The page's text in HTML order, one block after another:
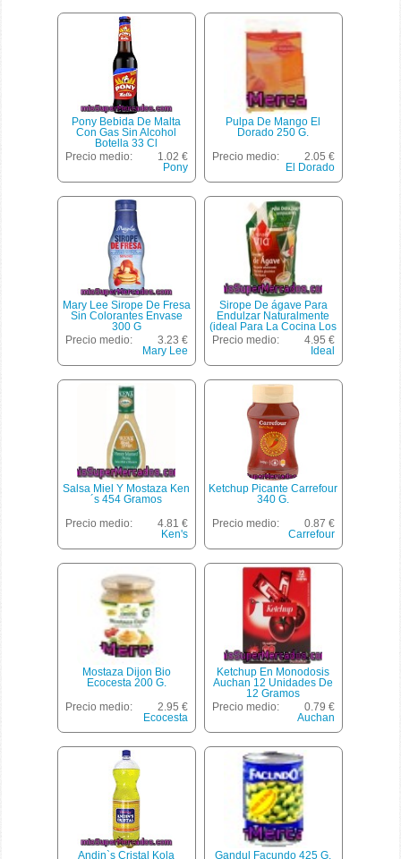
Pony Bebida De Malta
Con Gas Sin Alcohol
Botella 33 Cl
Precio medio:
1.02 €
Pony
Pulpa De Mango El
Dorado 250 G.
Precio medio:
2.05 €
El Dorado
Mary Lee Sirope De Fresa
Sin Colorantes Envase
300 G
Precio medio:
3.23 €
Mary Lee
Sirope De ágave Para
Endulzar Naturalmente
(ideal Para La Cocina Los
Cócteles Y Todas Tus
Necesidades) Sunny Via
Precio medio:
4.95 €
Ideal
Salsa Miel Y Mostaza Ken
´s 454 Gramos
Precio medio:
4.81 €
Ken's
Ketchup Picante Carrefour
340 G.
Precio medio:
0.87 €
Carrefour
Mostaza Dijon Bio
Ecocesta 200 G.
Precio medio:
2.95 €
Ecocesta
Ketchup En Monodosis
Auchan 12 Unidades De
12 Gramos
Precio medio:
0.79 €
Auchan
Andin`s Cristal Kola Gandul Facundo 425 G.